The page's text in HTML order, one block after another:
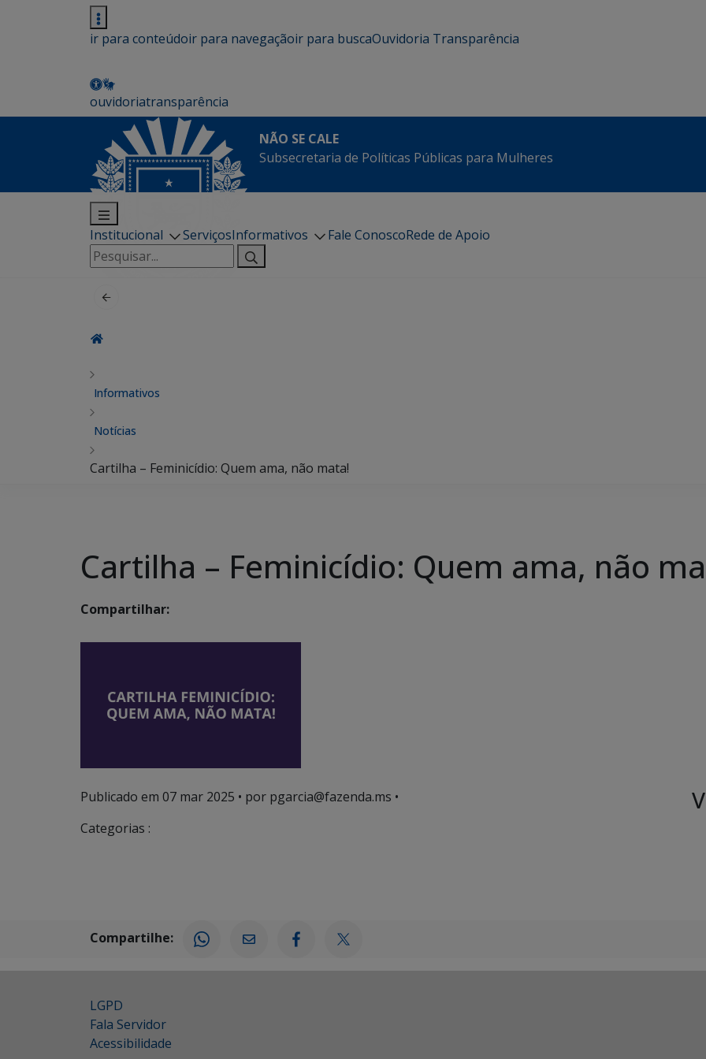
ir para conteúdoir para navegaçãoir para buscaOuvidoria Transparência
ouvidoriatransparência
NÃO SE CALE
Subsecretaria de Políticas Públicas para Mulheres
Institucional ServiçosInformativos Fale ConoscoRede de Apoio
Pesquisar
por:
Informativos
Notícias
Cartilha – Feminicídio: Quem ama, não mata!
Cartilha – Feminicídio: Quem ama, não
Compartilhar:
Publicado em 07 mar 2025 • por pgarcia@fazenda.ms •
Categorias :
Compartilhe:
LGPD
Fala Servidor
Acessibilidade